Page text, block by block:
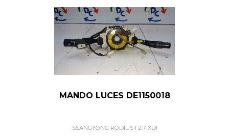
MANDO LUCES DE1150018
SSANGYONG RODIUS I 2.7 XDI